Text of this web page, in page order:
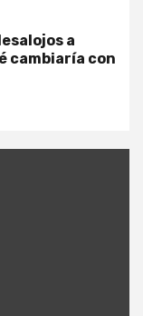
a
cambiaría con